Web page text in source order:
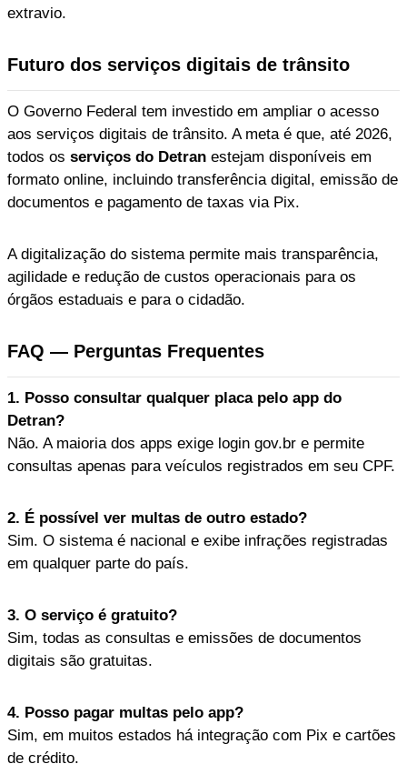
extravio.
Futuro dos serviços digitais de trânsito
O Governo Federal tem investido em ampliar o acesso
aos serviços digitais de trânsito. A meta é que, até 2026,
todos os serviços do Detran estejam disponíveis em
formato online, incluindo transferência digital, emissão de
documentos e pagamento de taxas via Pix.
A digitalização do sistema permite mais transparência,
agilidade e redução de custos operacionais para os
órgãos estaduais e para o cidadão.
FAQ — Perguntas Frequentes
1. Posso consultar qualquer placa pelo app do
Detran?
Não. A maioria dos apps exige login gov.br e permite
consultas apenas para veículos registrados em seu CPF.
2. É possível ver multas de outro estado?
Sim. O sistema é nacional e exibe infrações registradas
em qualquer parte do país.
3. O serviço é gratuito?
Sim, todas as consultas e emissões de documentos
digitais são gratuitas.
4. Posso pagar multas pelo app?
Sim, em muitos estados há integração com Pix e cartões
de crédito.